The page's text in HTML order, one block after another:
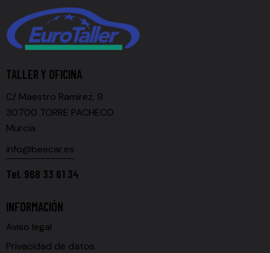
TALLER Y OFICINA
C/ Maestro Ramírez, 9
30700 TORRE PACHECO
Murcia
info@beecar.es
Tel. 968 33 61 34
INFORMACIÓN
Aviso legal
Privacidad de datos